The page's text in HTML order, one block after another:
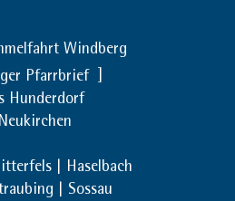
Windberg
Pfarrbrief
Hunderdorf
| Haselbach
| Sossau